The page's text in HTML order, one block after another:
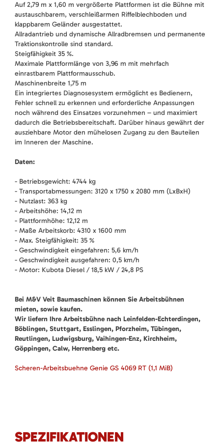
Auf 2,79 m x 1,60 m vergrößerte Plattformen ist die Bühne mit
austauschbarem, verschleißarmen Riffelblechboden und
klappbarem Geländer ausgestattet.
Allradantrieb und dynamische Allradbremsen und permanente
Traktionskontrolle sind standard.
Steigfähigkeit 35 %.
Maximale Plattformlänge von 3,96 m mit mehrfach
einrastbarem Plattformausschub.
Maschinenbreite 1,75 m
Ein integriertes Diagnosesystem ermöglicht es Bedienern,
Fehler schnell zu erkennen und erforderliche Anpassungen
noch während des Einsatzes vorzunehmen – und maximiert
dadurch die Betriebsbereitschaft. Darüber hinaus gewährt der
ausziehbare Motor den mühelosen Zugang zu den Bauteilen
im Inneren der Maschine.
Daten:
- Betriebsgewicht: 4744 kg
- Transportabmessungen: 3120 x 1750 x 2080 mm (LxBxH)
- Nutzlast: 363 kg
- Arbeitshöhe: 14,12 m
- Plattformhöhe: 12,12 m
- Maße Arbeitskorb: 4310 x 1600 mm
- Max. Steigfähigkeit: 35 %
- Geschwindigkeit eingefahren: 5,6 km/h
- Geschwindigkeit ausgefahren: 0,5 km/h
- Motor: Kubota Diesel / 18,5 kW / 24,8 PS
Bei M&V Veit Baumaschinen können Sie Arbeitsbühnen
mieten, sowie kaufen.
Wir liefern Ihre Arbeitsbühne nach Leinfelden-Echterdingen,
Böblingen, Stuttgart, Esslingen, Pforzheim, Tübingen,
Reutlingen, Ludwigsburg, Vaihingen-Enz, Kirchheim,
Göppingen, Calw, Herrenberg etc.
Scheren-Arbeitsbuehne Genie GS 4069 RT (1,1 MiB)
SPEZIFIKATIONEN